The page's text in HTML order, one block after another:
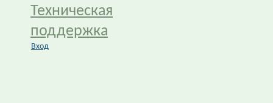
Техническая
поддержка
Вход